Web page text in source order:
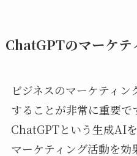
ChatGPTのマーケテ
ビジネスのマーケティ
することが非常に重要で
ChatGPTという生成AI
マーケティング活動を